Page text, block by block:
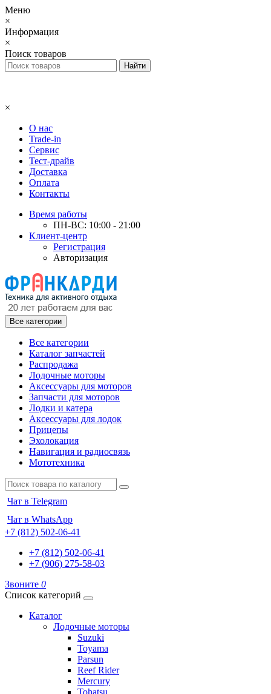
Меню
×
Информация
×
Поиск товаров
×
О нас
Trade-in
Сервис
Тест-драйв
Доставка
Оплата
Контакты
Время работы
ПН-ВС: 10:00 - 21:00
Клиент-центр
Регистрация
Авторизация
Все категории
Все категории
Каталог запчастей
Распродажа
Лодочные моторы
Аксессуары для моторов
Запчасти для моторов
Лодки и катера
Аксессуары для лодок
Прицепы
Эхолокация
Навигация и радиосвязь
Мототехника
Чат в Telegram
Чат в WhatsApp
+7 (812) 502-06-41
+7 (812) 502-06-41
+7 (906) 275-58-03
Звоните 0
Список категорий
Каталог
Лодочные моторы
Suzuki
Toyama
Parsun
Reef Rider
Mercury
Tohatsu